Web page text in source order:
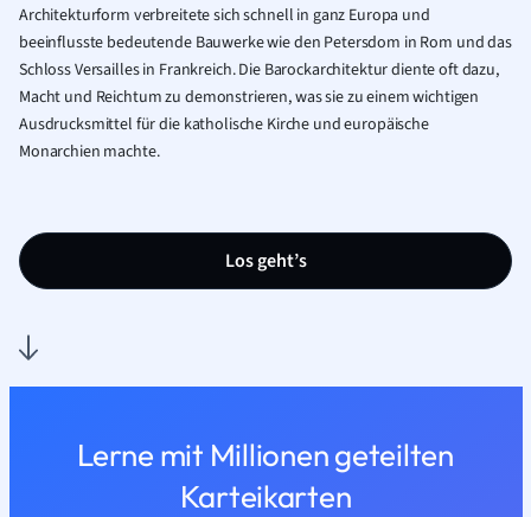
Architekturform verbreitete sich schnell in ganz Europa und
beeinflusste bedeutende Bauwerke wie den Petersdom in Rom und das
Schloss Versailles in Frankreich. Die Barockarchitektur diente oft dazu,
Macht und Reichtum zu demonstrieren, was sie zu einem wichtigen
Ausdrucksmittel für die katholische Kirche und europäische
Monarchien machte.
Los geht’s
Lerne mit Millionen geteilten
Karteikarten